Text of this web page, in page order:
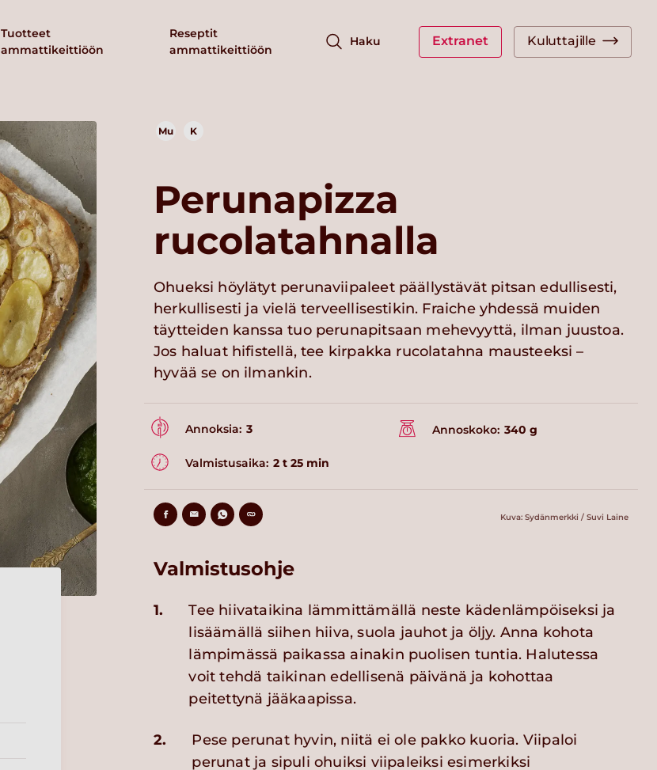
Tuotteet
ammattikeittiöön
Reseptit
ammattikeittiöön
Haku Extranet Kuluttajille
Mu K
Perunapizza
rucolatahnalla
Ohueksi höylätyt perunaviipaleet päällystävät pitsan edullisesti,
herkullisesti ja vielä terveellisestikin. Fraiche yhdessä muiden
täytteiden kanssa tuo perunapitsaan mehevyyttä, ilman juustoa.
Jos haluat hifistellä, tee kirpakka rucolatahna mausteeksi –
hyvää se on ilmankin.
Annoksia: 3 Annoskoko: 340 g
Valmistusaika: 2 t 25 min
Kuva: Sydänmerkki / Suvi Laine
Valmistusohje
1.
Tee hiivataikina lämmittämällä neste kädenlämpöiseksi ja
lisäämällä siihen hiiva, suola jauhot ja öljy. Anna kohota
lämpimässä paikassa ainakin puolisen tuntia. Halutessa
voit tehdä taikinan edellisenä päivänä ja kohottaa
peitettynä jääkaapissa.
2.
Pese perunat hyvin, niitä ei ole pakko kuoria. Viipaloi
perunat ja sipuli ohuiksi viipaleiksi esimerkiksi